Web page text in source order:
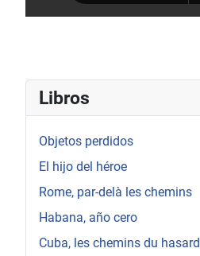
Libros
Objetos perdidos
El hijo del héroe
Rome, par-delà les chemins
Habana, año cero
Cuba, les chemins du hasard